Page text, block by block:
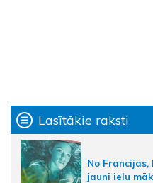
Lasītākie raksti
No Francijas,
jauni ielu